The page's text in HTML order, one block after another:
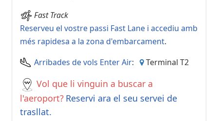
Fast Track
Reserveu el vostre passi Fast Lane i accediu amb
més rapidesa a la zona d'embarcament.
Arribades de vols Enter Air: Terminal T2
Vol que li vinguin a buscar a
l'aeroport? Reservi ara el seu servei de
trasllat.